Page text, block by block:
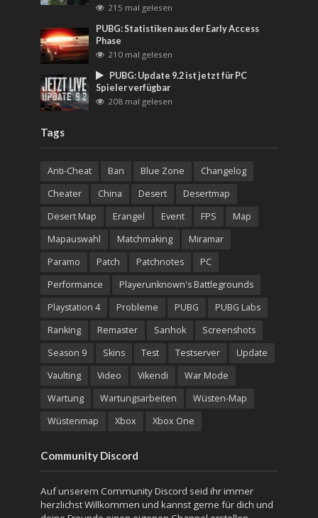
215 mal gelesen
PUBG: Statistiken aus der Early Access
Phase
210 mal gelesen
PUBG: Update 9.2 ist jetzt für PC
Spieler verfügbar
208 mal gelesen
Tags
Anti-Cheat Ban Blue Zone
Changelog
Cheater
China Desert
Desertmap
Desert Map
Erangel Event FPS
Map
Mapauswahl
Matchmaking
Miramar
Paramo
Patch Patchnotes
PC
Performance
Playerunknown's Battlegrounds
Playstation 4
Probleme PUBG
PUBG Labs
Ranking
Remaster Sanhok
Screenshots
Season 9
Skins Test Testserver
Update
Vaulting
Video Vikendi
War Mode
Wartung
Wartungsarbeiten
Wüsten-Map
Wüstenmap
Xbox Xbox One
Community Discord
Auf unserem Community Discord seid ihr immer
herzlichst Willkommen und kannst gerne für dich und